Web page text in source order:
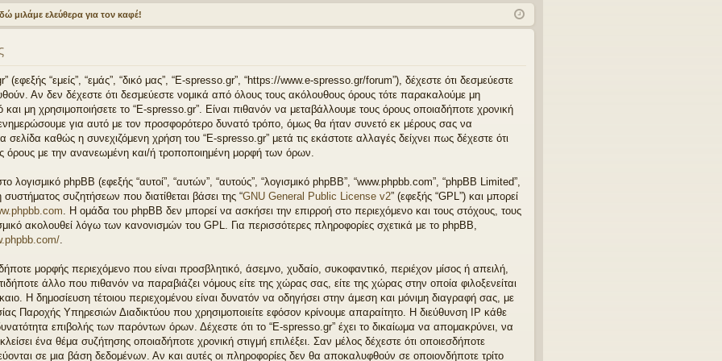
χν
ές
ωτ
ήσ
εις
δε
ση
ρα
φ
μιλάμε ελεύθερα για τον καφέ!
“εμείς”, “εμάς”, “δικό μας”, “E-spresso.gr”, “https://www.e-spresso.gr/forum”), δέχεστε ότι δεσμεύεστε
Αν δεν δέχεστε ότι δεσμεύεστε νομικά από όλους τους ακόλουθους όρους τότε παρακαλούμε μη
μη χρησιμοποιήσετε το “E-spresso.gr”. Είναι πιθανόν να μεταβάλλουμε τους όρους οποιαδήποτε χρονική
για αυτό με τον προσφορότερο δυνατό τρόπο, όμως θα ήταν συνετό εκ μέρους σας να
σελίδα καθώς η συνεχιζόμενη χρήση του “E-spresso.gr” μετά τις εκάστοτε αλλαγές δείχνει πως δέχεστε ότι
όρους με την ανανεωμένη και/ή τροποποιημένη μορφή των όρων.
λογισμικό phpBB (εφεξής “αυτοί”, “αυτών”, “αυτούς”, “λογισμικό phpBB”, “www.phpbb.com”, “phpBB Limited”,
συζητήσεων που διατίθεται βάσει της “GNU General Public License v2” (εφεξής “GPL”) και μπορεί
. Η ομάδα του phpBB δεν μπορεί να ασκήσει την επιρροή στο περιεχόμενο και τους στόχους, τους
ακολουθεί λόγω των κανονισμών του GPL. Για περισσότερες πληροφορίες σχετικά με το phpBB,
μορφής περιεχόμενο που είναι προσβλητικό, άσεμνο, χυδαίο, συκοφαντικό, περιέχον μίσος ή απειλή,
άλλο που πιθανόν να παραβιάζει νόμους είτε της χώρας σας, είτε της χώρας στην οποία φιλοξενείται
Η δημοσίευση τέτοιου περιεχομένου είναι δυνατόν να οδηγήσει στην άμεση και μόνιμη διαγραφή σας, με
Παροχής Υπηρεσιών Διαδικτύου που χρησιμοποιείτε εφόσον κρίνουμε απαραίτητο. Η διεύθυνση IP κάθε
επιβολής των παρόντων όρων. Δέχεστε ότι το “E-spresso.gr” έχει το δικαίωμα να απομακρύνει, να
ένα θέμα συζήτησης οποιαδήποτε χρονική στιγμή επιλέξει. Σαν μέλος δέχεστε ότι οποιεσδήποτε
σε μια βάση δεδομένων. Αν και αυτές οι πληροφορίες δεν θα αποκαλυφθούν σε οποιονδήποτε τρίτο